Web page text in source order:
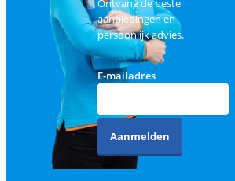
aanbiedingen en
persoonlijk advies.
E-mailadres
Aanmelden